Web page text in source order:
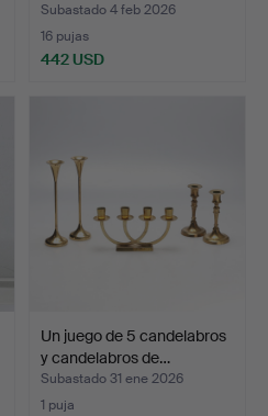
Subastado 4 feb 2026
16 pujas
442 USD
Un juego de 5 candelabros
y candelabros de…
Subastado 31 ene 2026
1 puja